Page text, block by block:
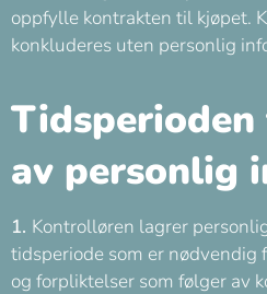
oppfylle kontrakten til kjøpet.
konkluderes uten personlig
av personlig
1. Kontrolløren lagrer
tidsperiode som er
og forpliktelser som følger av